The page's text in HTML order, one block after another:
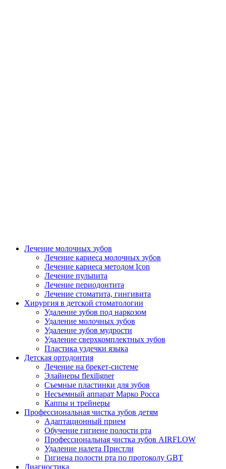
Лечение молочных зубов
Лечение кариеса молочных зубов
Лечение кариеса методом Icon
Лечение пульпита
Лечение периодонтита
Лечение стоматита, гингивита
Хирургия в детской стоматологии
Удаление зубов под наркозом
Удаление молочных зубов
Удаление зубов мудрости
Удаление сверхкомплектных зубов
Пластика уздечки языка
Детская ортодонтия
Лечение на брекет-системе
Элайнеры flexiligner
Съемные пластинки для зубов
Несъемный аппарат Марко Росса
Каппы и трейнеры
Профессиональная чистка зубов детям
Адаптационный прием
Обучение гигиене полости рта
Профессиональная чистка зубов AIRFLOW
Удаление налета Пристли
Гигиена полости рта по протоколу GBT
Диагностика